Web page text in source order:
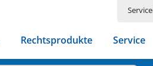
Rechtsprodukte Service